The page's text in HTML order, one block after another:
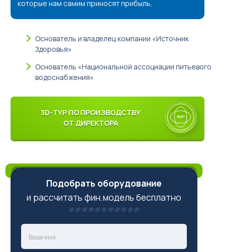
которые нам самим приносят прибыль.
Основатель и владелец компании «Источник
Здоровья»
Основатель «Национальной ассоциации питьевого
водоснабжения»
3D-ТУР ПО ПРОИЗВОДСТВУ
ОТ ДИРЕКТОРА
Подобрать оборудование
и рассчитать фин.модель бесплатно